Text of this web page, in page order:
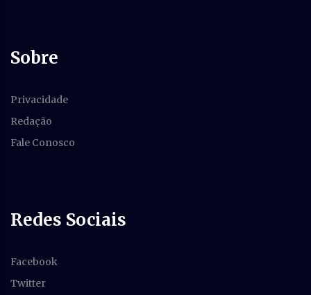
Sobre
Privacidade
Redação
Fale Conosco
Redes Sociais
Facebook
Twitter